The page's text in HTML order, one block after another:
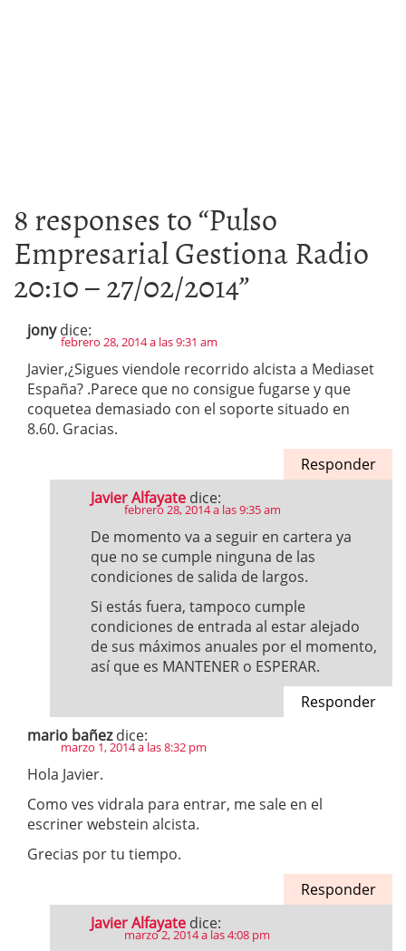
8 responses to “Pulso
Empresarial Gestiona Radio
20:10 – 27/02/2014”
jony dice:
febrero 28, 2014 a las 9:31 am
Javier,¿Sigues viendole recorrido alcista a Mediaset
España? .Parece que no consigue fugarse y que
coquetea demasiado con el soporte situado en
8.60. Gracias.
Responder
Javier Alfayate dice:
febrero 28, 2014 a las 9:35 am
De momento va a seguir en cartera ya
que no se cumple ninguna de las
condiciones de salida de largos.
Si estás fuera, tampoco cumple
condiciones de entrada al estar alejado
de sus máximos anuales por el momento,
así que es MANTENER o ESPERAR.
Responder
mario bañez dice:
marzo 1, 2014 a las 8:32 pm
Hola Javier.
Como ves vidrala para entrar, me sale en el
escriner webstein alcista.
Grecias por tu tiempo.
Responder
Javier Alfayate dice:
marzo 2, 2014 a las 4:08 pm